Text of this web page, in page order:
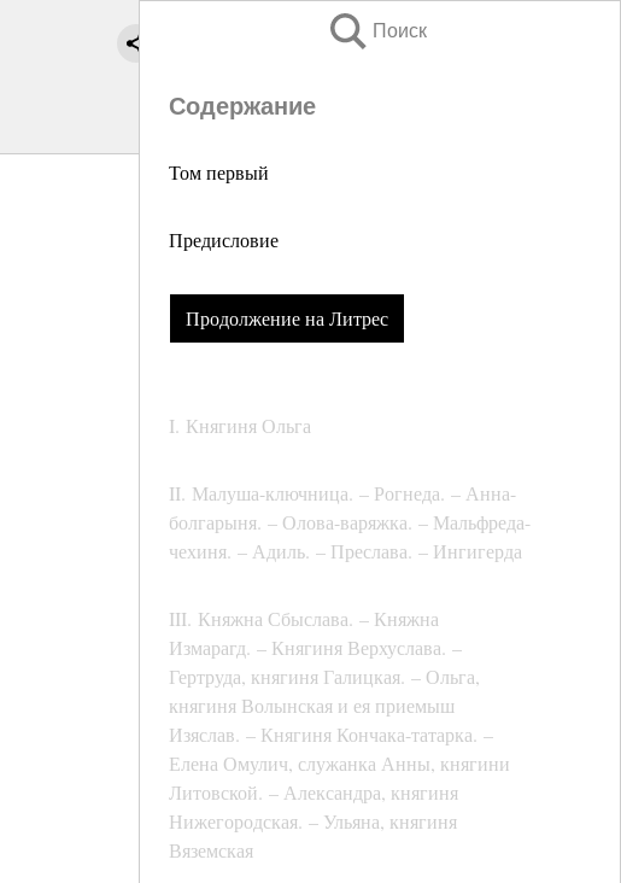
Поиск
Содержание
Том первый
Предисловие
Продолжение на Литрес
I. Княгиня Ольга
II. Малуша-ключница. – Рогнеда. – Анна-
болгарыня. – Олова-варяжка. – Мальфреда-
чехиня. – Адиль. – Преслава. – Ингигерда
III. Княжна Сбыслава. – Княжна
Измарагд. – Княгиня Верхуслава. –
Гертруда, княгиня Галицкая. – Ольга,
княгиня Волынская и ея приемыш
Изяслав. – Княгиня Кончака-татарка. –
Елена Омулич, служанка Анны, княгини
Литовской. – Александра, княгиня
Нижегородская. – Ульяна, княгиня
Вяземская